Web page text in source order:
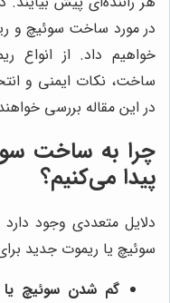
در مورد ساخت سوئیچ و
خواهیم داد. از انواع
ساخت، نکات ایمنی و
در این مقاله بررسی
چرا به ساخت
پیدا می‌کنیم؟
دلایل متعددی وجود
سوئیچ یا ریموت جدید
گم شدن سوئیچ یا